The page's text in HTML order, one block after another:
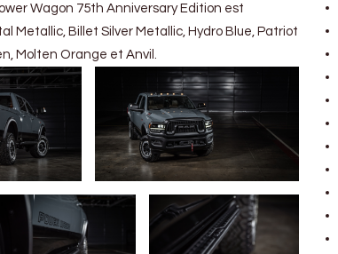
Wagon 75th Anniversary Edition est
Metallic, Billet Silver Metallic, Hydro Blue, Patriot
Molten Orange et Anvil.